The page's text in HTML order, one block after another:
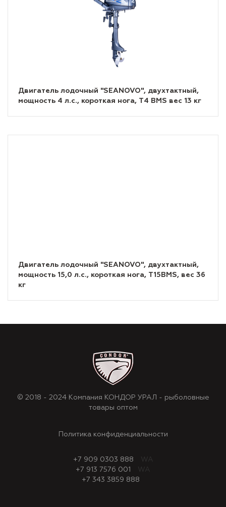
Двигатель лодочный "SEANOVO", двухтактный,
мощность 4 л.с., короткая нога, T4 BMS вес 13 кг
Двигатель лодочный "SEANOVO", двухтактный,
мощность 15,0 л.с., короткая нога, T15BMS, вес 36
кг
© 2018 - 2024 Компания КОНДОР УРАЛ - рыболовные
товары оптом
Политика конфиденциальности
+7 909 0303 888
WA
+7 913 7576 001
WA
+7 343 3859 888